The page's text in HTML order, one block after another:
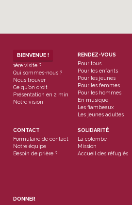
BIENVENUE !
1ère visite ?
Qui sommes-nous ?
Nous trouver
Ce qu’on croit
Présentation en 2 min
Notre vision
RENDEZ-VOUS
Pour tous
Pour les enfants
Pour les jeunes
Pour les femmes
Pour les hommes
En musique
Les flambeaux
Les jeunes adultes
CONTACT
Formulaire de contact
Notre équipe
Besoin de prière ?
SOLIDARITÉ
La colombe
Mission
Accueil des réfugiés
DONNER